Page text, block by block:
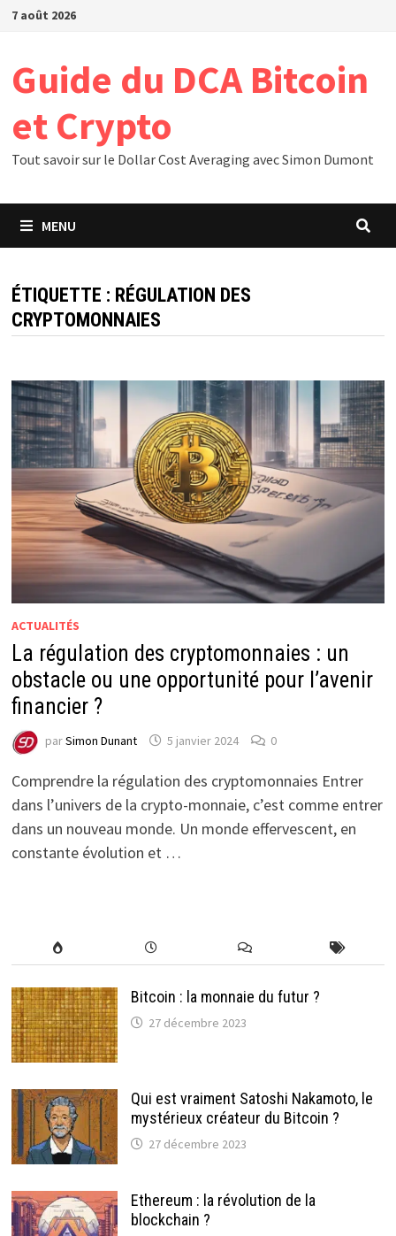
Passer
7 août 2026
Guide du DCA Bitcoin
et Crypto
Tout savoir sur le Dollar Cost Averaging avec Simon Dumont
MENU
ÉTIQUETTE : RÉGULATION DES
CRYPTOMONNAIES
ACTUALITÉS
La régulation des cryptomonnaies : un
obstacle ou une opportunité pour l’avenir
financier ?
parSimon Dunant 5 janvier 2024 0
Comprendre la régulation des cryptomonnaies Entrer
dans l’univers de la crypto-monnaie, c’est comme entrer
dans un nouveau monde. Un monde effervescent, en
constante évolution et …
Bitcoin : la monnaie du futur ?
27 décembre 2023
Qui est vraiment Satoshi Nakamoto, le
mystérieux créateur du Bitcoin ?
27 décembre 2023
Ethereum : la révolution de la
blockchain ?